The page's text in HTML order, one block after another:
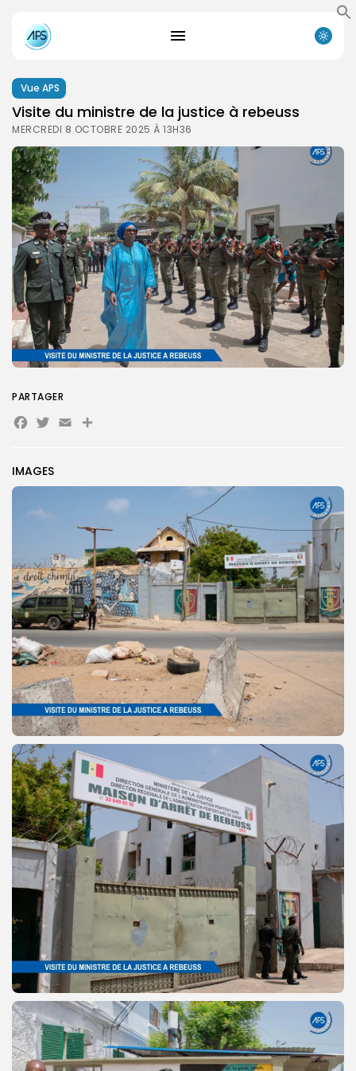
Vue APS
Visite du ministre de la justice à rebeuss
MERCREDI 8 OCTOBRE 2025 À 13H36
IMAGES
PARTAGER
Facebook
Twitter
EmailPartager